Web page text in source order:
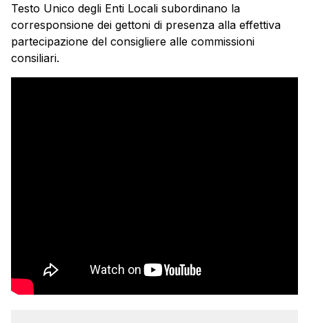
Testo Unico degli Enti Locali subordinano la
corresponsione dei gettoni di presenza alla effettiva
partecipazione del consigliere alle commissioni
consiliari.